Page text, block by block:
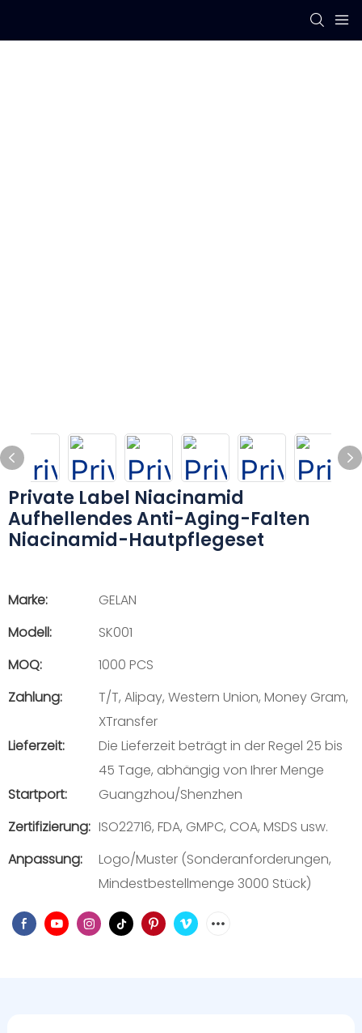
Private Label Niacinamid
Aufhellendes Anti-Aging-Falten
Niacinamid-Hautpflegeset
Marke:
GELAN
Modell:
SK001
MOQ:
1000 PCS
Zahlung:
T/T, Alipay, Western Union, Money Gram,
XTransfer
Lieferzeit:
Die Lieferzeit beträgt in der Regel 25 bis
45 Tage, abhängig von Ihrer Menge
Startport:
Guangzhou/Shenzhen
Zertifizierung: ISO22716, FDA, GMPC, COA, MSDS usw.
Anpassung:
Logo/Muster (Sonderanforderungen,
Mindestbestellmenge 3000 Stück)